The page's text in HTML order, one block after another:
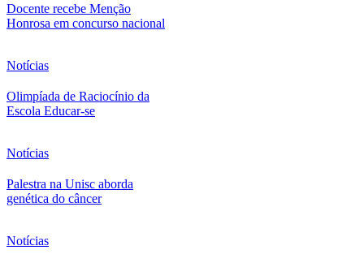
Docente recebe Menção
Honrosa em concurso nacional
Notícias
Olimpíada de Raciocínio da
Escola Educar-se
Notícias
Palestra na Unisc aborda
genética do câncer
Notícias